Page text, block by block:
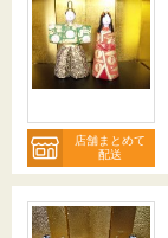
店舗まとめて
配送